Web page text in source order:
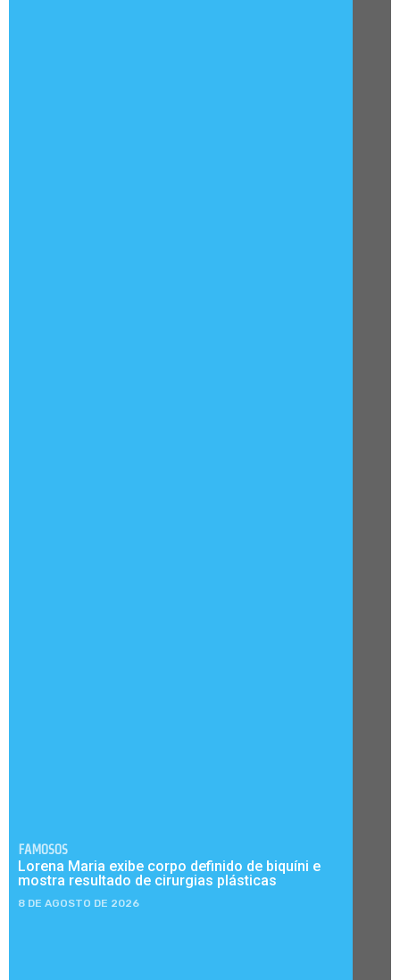
FAMOSOS
Lorena Maria exibe corpo definido de biquíni e
mostra resultado de cirurgias plásticas
8 DE AGOSTO DE 2026